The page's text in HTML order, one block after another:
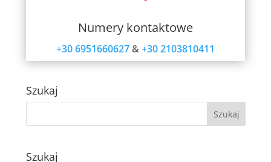
Szukaj
Szukaj
Numery kontaktowe
+30 6951660627&+30 2103810411